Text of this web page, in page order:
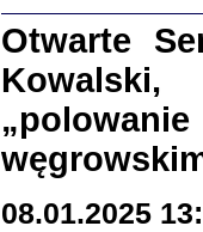
Otwarte
08.01.2025